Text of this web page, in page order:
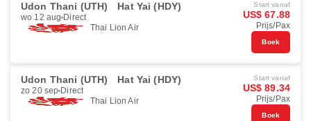
Udon Thani (UTH) Hat Yai (HDY)
wo 12 aug Direct
Thai Lion Air
Start vanaf
US$ 67.88
Prijs/Pax
Boek
Udon Thani (UTH) Hat Yai (HDY)
zo 20 sep Direct
Thai Lion Air
Start vanaf
US$ 89.34
Prijs/Pax
Boek